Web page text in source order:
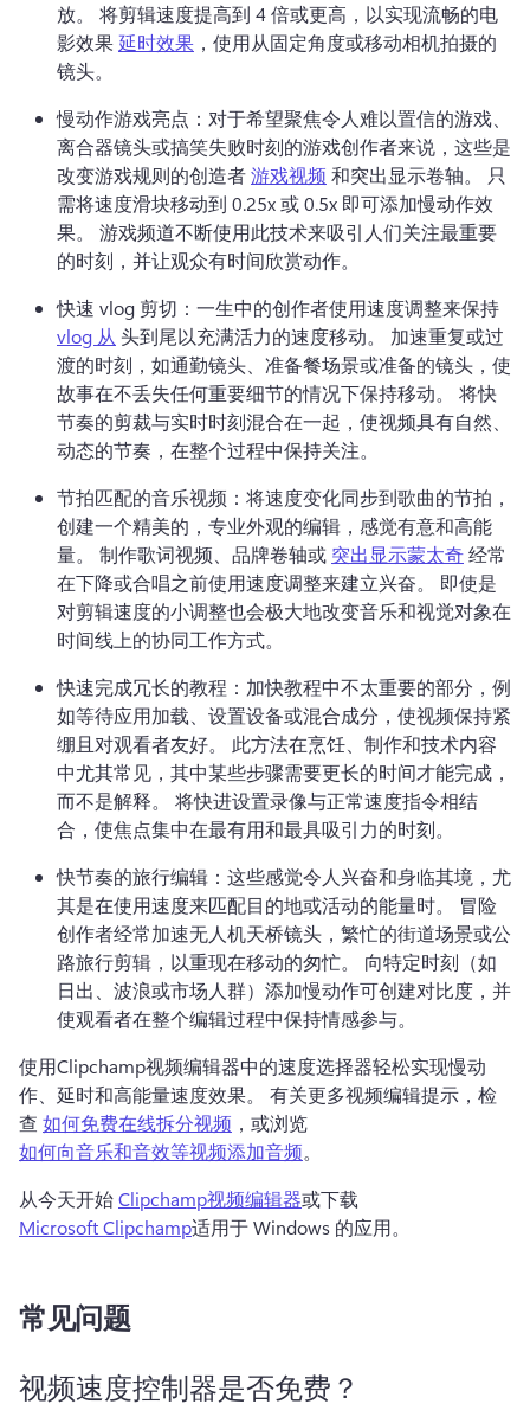
放。 将剪辑速度提高到 4 倍或更高，以实现流畅的电
影效果 延时效果 ，使用从固定角度或移动相机拍摄的
镜头。
慢动作游戏亮点：对于希望聚焦令人难以置信的游戏、
离合器镜头或搞笑失败时刻的游戏创作者来说，这些是
改变游戏规则的创造者 游戏视频 和突出显示卷轴。 只
需将速度滑块移动到 0.25x 或 0.5x 即可添加慢动作效
果。 游戏频道不断使用此技术来吸引人们关注最重要
的时刻，并让观众有时间欣赏动作。
快速 vlog 剪切：一生中的创作者使用速度调整来保持
vlog 从 头到尾以充满活力的速度移动。 加速重复或过
渡的时刻，如通勤镜头、准备餐场景或准备的镜头，使
故事在不丢失任何重要细节的情况下保持移动。 将快
节奏的剪裁与实时时刻混合在一起，使视频具有自然、
动态的节奏，在整个过程中保持关注。
节拍匹配的音乐视频：将速度变化同步到歌曲的节拍，
创建一个精美的，专业外观的编辑，感觉有意和高能
量。 制作歌词视频、品牌卷轴或 突出显示蒙太奇 经常
在下降或合唱之前使用速度调整来建立兴奋。 即使是
对剪辑速度的小调整也会极大地改变音乐和视觉对象在
时间线上的协同工作方式。
快速完成冗长的教程：加快教程中不太重要的部分，例
如等待应用加载、设置设备或混合成分，使视频保持紧
绷且对观看者友好。 此方法在烹饪、制作和技术内容
中尤其常见，其中某些步骤需要更长的时间才能完成，
而不是解释。 将快进设置录像与正常速度指令相结
合，使焦点集中在最有用和最具吸引力的时刻。
快节奏的旅行编辑：这些感觉令人兴奋和身临其境，尤
其是在使用速度来匹配目的地或活动的能量时。 冒险
创作者经常加速无人机天桥镜头，繁忙的街道场景或公
路旅行剪辑，以重现在移动的匆忙。 向特定时刻（如
日出、波浪或市场人群）添加慢动作可创建对比度，并
使观看者在整个编辑过程中保持情感参与。
使用Clipchamp视频编辑器中的速度选择器轻松实现慢动
作、延时和高能量速度效果。 有关更多视频编辑提示，检
查 如何免费在线拆分视频 ，或浏览
如何向音乐和音效等视频添加音频。
从今天开始 Clipchamp视频编辑器或下载
Microsoft Clipchamp适用于 Windows 的应用。
常见问题
视频速度控制器是否免费？